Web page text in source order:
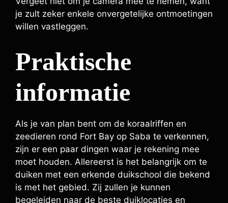
je zult zeker enkele onvergetelijke ontmoetingen
willen vastleggen.
Praktische
informatie
Als je van plan bent om de koraalriffen en
zeedieren rond Fort Bay op Saba te verkennen,
zijn er een paar dingen waar je rekening mee
moet houden. Allereerst is het belangrijk om te
duiken met een erkende duikschool die bekend
is met het gebied. Zij zullen je kunnen
begeleiden naar de beste duiklocaties en